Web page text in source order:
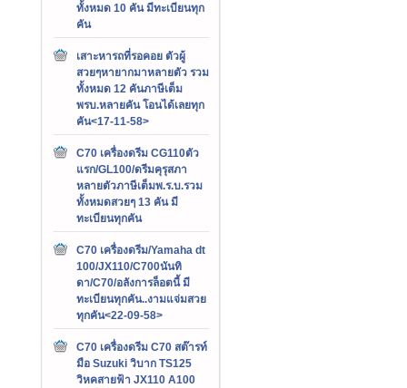
ทั้งหมด 10 คัน มีทะเบียนทุก
คัน
เสาะหารถที่รอคอย ตัวผู้
สวยๆหายากมาหลายตัว รวม
ทั้งหมด 12 คันภาษีเต็ม
พรบ.หลายคัน โอนได้เลยทุก
คัน<17-11-58>
C70 เครื่องดรีม CG110ตัว
แรก/GL100/ดรีมคุรุสภา
หลายตัวภาษีเต็มพ.ร.บ.รวม
ทั้งหมดสวยๆ 13 คัน มี
ทะเบียนทุกคัน
C70 เครื่องดรีม/Yamaha dt
100/JX110/C700นันทิ
ดา/C70/อลังการล็อตนี้ มี
ทะเบียนทุกคัน..งามแจ่มสวย
ทุกคัน<22-09-58>
C70 เครื่องดรีม C70 สต๊ารท์
มือ Suzuki วิบาก TS125
วิหคสายฟ้า JX110 A100